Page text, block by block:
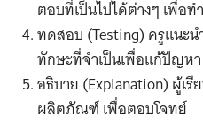
ตอบที่เป็นไปได้ต่างๆ เพื่อ
ทดสอบ (Testing) ครูแนะน
ทักษะที่จำเป็นเพื่อแก้ปัญหา
อธิบาย (Explanation) ผู้เ
ผลิตภัณฑ์ เพื่อตอบโจทย์